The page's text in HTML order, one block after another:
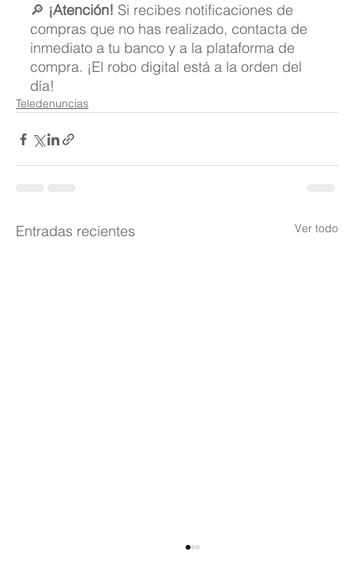
🔎 ¡Atención! Si recibes notificaciones de
compras que no has realizado, contacta de
inmediato a tu banco y a la plataforma de
compra. ¡El robo digital está a la orden del
día!
Teledenuncias
Entradas recientes Ver todo